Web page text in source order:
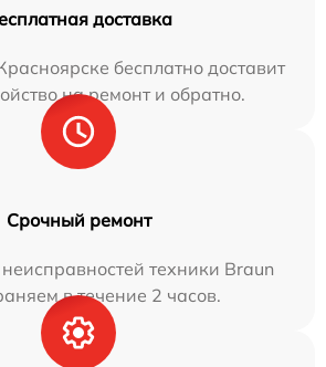
доставка
бесплатно доставит
на ремонт и обратно.
Срочный ремонт
техники Braun
в течение 2 часов.